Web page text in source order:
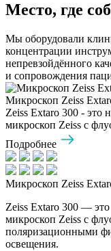
Место, где
Мы оборудовали
концентрации
непревзойдённого
и сопровождения
Микроскоп Zeiss
Zeiss Extaro 300 - это
микроскоп Zeiss с
Подробнее
Микроскоп Zeiss
Zeiss Extaro 300 —
микроскоп Zeiss с
поляризационными
освещения.